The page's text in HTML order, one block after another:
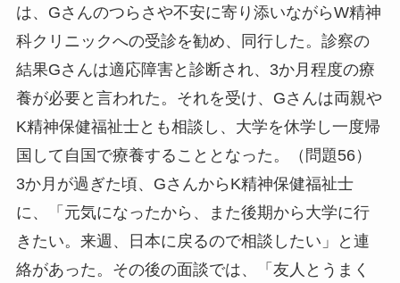
は、Gさんのつらさや不安に寄り添いながらW精神
科クリニックへの受診を勧め、同行した。診察の
結果Gさんは適応障害と診断され、3か月程度の療
養が必要と言われた。それを受け、Gさんは両親や
K精神保健福祉士とも相談し、大学を休学し一度帰
国して自国で療養することとなった。（問題56）
3か月が過ぎた頃、GさんからK精神保健福祉士
に、「元気になったから、また後期から大学に行
きたい。来週、日本に戻るので相談したい」と連
絡があった。その後の面談では、「友人とうまく